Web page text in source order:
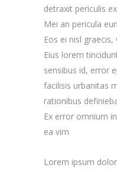
detraxit periculis
Mei an pericula
Eos ei nisl
Eius lorem
sensibus id, error
facilisis urbanitas
rationibus
Ex error omnium
ea vim
Lorem ipsum